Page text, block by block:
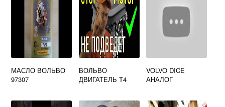
МАСЛО ВОЛЬВО
97307
ВОЛЬВО
ДВИГАТЕЛЬ Т4
VOLVO DICE
АНАЛОГ